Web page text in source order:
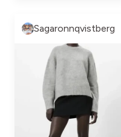
Sagaronnqvistberg